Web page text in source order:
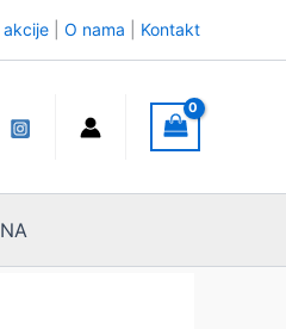
akcije O nama Kontakt